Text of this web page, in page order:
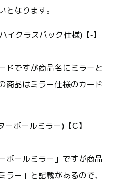
となります。
イクラスパック仕様)【-】
ドですが商品名にミラーと
商品はミラー仕様のカード
ボールミラー)【C】
ボールミラー」ですが商品
ラー」と記載があるので、